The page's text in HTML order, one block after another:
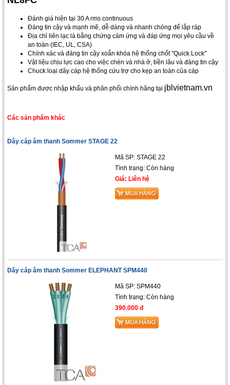
Đánh giá hiện tại 30 A rms continuous
Đáng tin cậy và mạnh mẽ, dễ dàng và nhanh chóng để lắp ráp
Địa chỉ liên lạc là bằng chứng cảm ứng và đáp ứng mọi yêu cầu về
an toàn (IEC, UL, CSA)
Chính xác và đáng tin cậy xoắn khóa hệ thống chốt "Quick Lock"
Vật liệu chịu lực cao cho việc chèn và nhà ở, bền lâu và đáng tin cậy
Chuck loại dây cáp hệ thống cứu trợ cho kẹp an toàn của cáp
Sản phẩm được nhập khẩu và phân phối chính hãng tại jblvietnam.vn
Các sản phẩm khác
Dây cáp âm thanh Sommer STAGE 22
Mã SP: STAGE 22
Tình trạng: Còn hàng
Giá: Liên hệ
Dây cáp âm thanh Sommer ELEPHANT SPM440
Mã SP: SPM440
Tình trạng: Còn hàng
390.000 đ